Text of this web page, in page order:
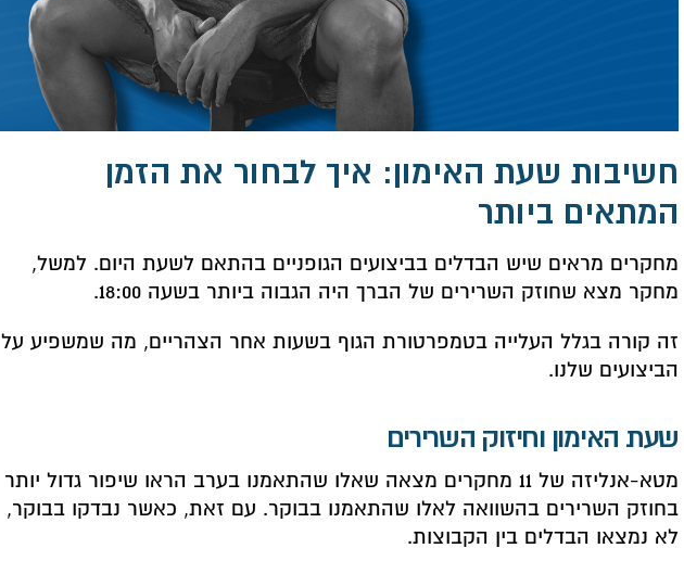
חשיבות שעת האימון: איך לבחור את הזמן
המתאים ביותר
מחקרים מראים שיש הבדלים בביצועים הגופניים בהתאם לשעת היום. למשל,
מחקר מצא שחוזק השרירים של הברך היה הגבוה ביותר בשעה 18:00.
זה קורה בגלל העלייה בטמפרטורת הגוף בשעות אחר הצהריים, מה שמשפיע על
הביצועים שלנו.
שעת האימון וחיזוק השרירים
מטא-אנליזה של 11 מחקרים מצאה שאלו שהתאמנו בערב הראו שיפור גדול יותר
בחוזק השרירים בהשוואה לאלו שהתאמנו בבוקר. עם זאת, כאשר נבדקו בבוקר,
לא נמצאו הבדלים בין הקבוצות.